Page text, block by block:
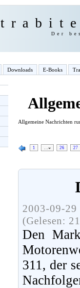
Der
Downloads E-Books
Allgemeine Nachrichten
1 26 27
2003-09-
(Gelesen:
Den
311, der